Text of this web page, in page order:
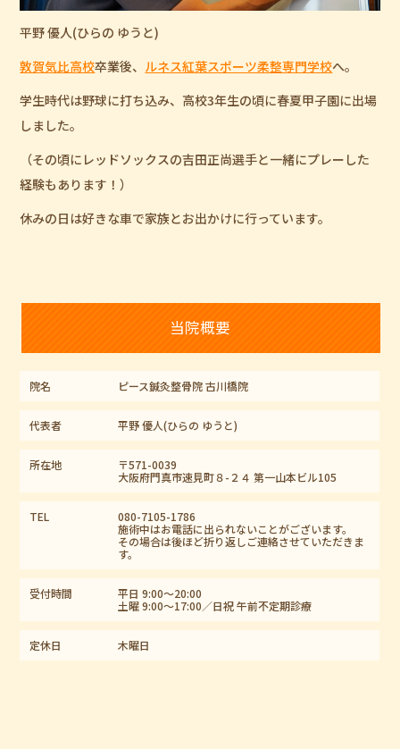
平野 優人(ひらの ゆうと)
敦賀気比高校卒業後、 ルネス紅葉スポーツ柔整専門学校へ。
学生時代は野球に打ち込み、高校3年生の頃に春夏甲子園に出場
しました。
（その頃にレッドソックスの吉田正尚選手と一緒にプレーした
経験もあります！）
休みの日は好きな車で家族とお出かけに行っています。
当院概要
院名 ピース鍼灸整骨院 古川橋院
代表者 平野 優人(ひらの ゆうと)
所在地
〒571-0039
大阪府門真市速見町８-２４ 第一山本ビル105
TEL
080-7105-1786
施術中はお電話に出られないことがございます。
その場合は後ほど折り返しご連絡させていただきま
す。
受付時間
平日 9:00〜20:00
土曜 9:00～17:00／日祝 午前不定期診療
定休日 木曜日